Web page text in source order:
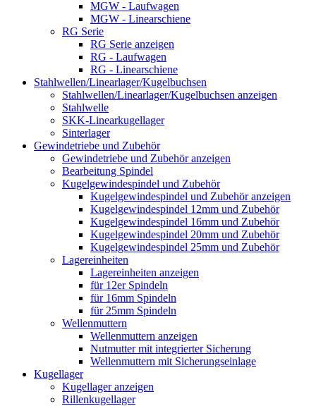
MGW - Laufwagen
MGW - Linearschiene
RG Serie
RG Serie anzeigen
RG - Laufwagen
RG - Linearschiene
Stahlwellen/Linearlager/Kugelbuchsen
Stahlwellen/Linearlager/Kugelbuchsen anzeigen
Stahlwelle
SKK-Linearkugellager
Sinterlager
Gewindetriebe und Zubehör
Gewindetriebe und Zubehör anzeigen
Bearbeitung Spindel
Kugelgewindespindel und Zubehör
Kugelgewindespindel und Zubehör anzeigen
Kugelgewindespindel 12mm und Zubehör
Kugelgewindespindel 16mm und Zubehör
Kugelgewindespindel 20mm und Zubehör
Kugelgewindespindel 25mm und Zubehör
Lagereinheiten
Lagereinheiten anzeigen
für 12er Spindeln
für 16mm Spindeln
für 25mm Spindeln
Wellenmuttern
Wellenmuttern anzeigen
Nutmutter mit integrierter Sicherung
Wellenmuttern mit Sicherungseinlage
Kugellager
Kugellager anzeigen
Rillenkugellager